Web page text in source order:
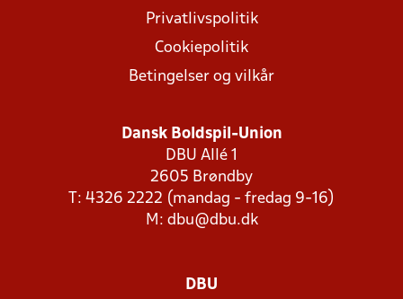
Privatlivspolitik
Cookiepolitik
Betingelser og vilkår
Dansk Boldspil-Union
DBU Allé 1
2605 Brøndby
T: 4326 2222 (mandag - fredag 9-16)
M: dbu@dbu.dk
DBU